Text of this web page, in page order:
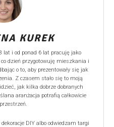
KUREK
lat i od ponad 6 lat pracuję jako
dzień przygotowuję mieszkania i
o to, aby prezentowały się jak
Z czasem stało się to moją
jak kilka dobrze dobranych
aranżacja potrafią całkowicie
DIY albo odwiedzam targi